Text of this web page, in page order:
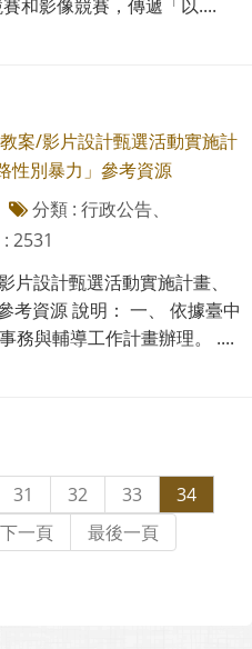
和影像競賽，傳遞「以....
案/影片設計甄選活動實施計
性別暴力」參考資源
分類 : 行政公告、
2531
設計甄選活動實施計畫、
考資源 說明： 一、 依據臺中
務與輔導工作計畫辦理。 ....
31 32 33
34
下一頁 最後一頁